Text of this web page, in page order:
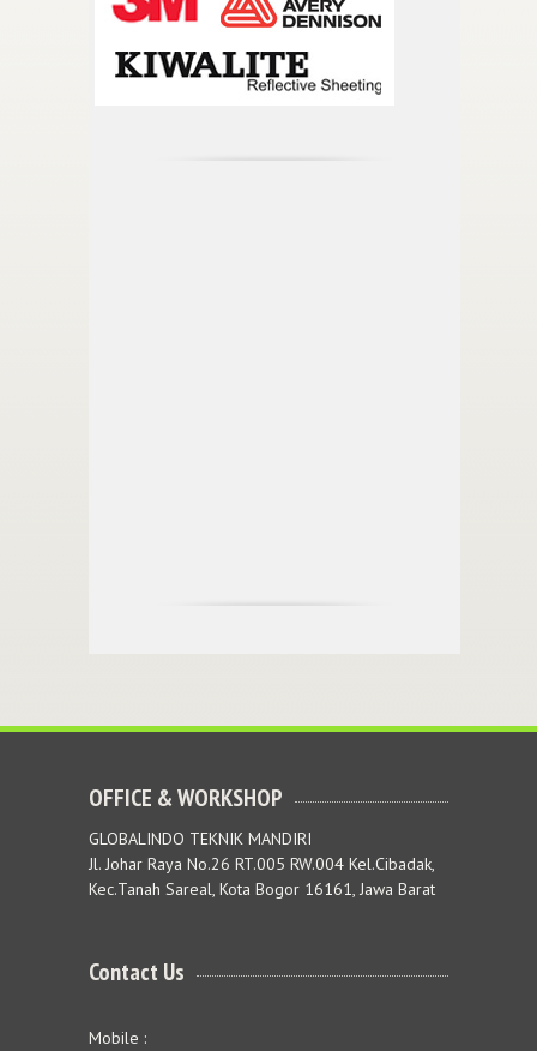
OFFICE & WORKSHOP
GLOBALINDO TEKNIK MANDIRI
Jl. Johar Raya No.26 RT.005 RW.004 Kel.Cibadak,
Kec.Tanah Sareal, Kota Bogor 16161, Jawa Barat
Contact Us
Mobile :